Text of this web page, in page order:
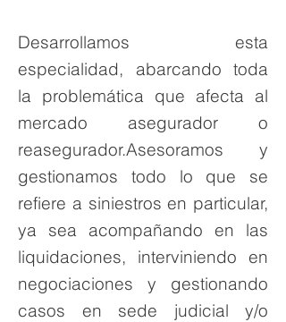
Desarrollamos esta
especialidad, abarcando toda
la problemática que afecta al
mercado asegurador o
reasegurador.Asesoramos y
gestionamos todo lo que se
refiere a siniestros en particular,
ya sea acompañando en las
liquidaciones, interviniendo en
negociaciones y gestionando
casos en sede judicial y/o